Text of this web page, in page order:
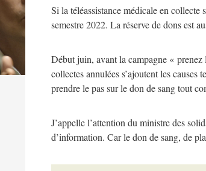
Si la téléassistance médicale en
semestre 2022. La réserve de dons est
Début juin, avant la campagne «
collectes annulées s’ajoutent les
prendre le pas sur le don de sang tout
J’appelle l’attention du ministre des
d’information. Car le don de sang, de